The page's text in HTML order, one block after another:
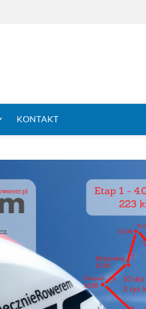
KONTAKT